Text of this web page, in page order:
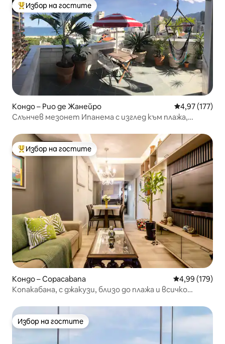
Най-популярен избор на гостите
Избор на гостите
Кондо – Рио де Жанейро Средна
4,97 (177)
Слънчев мезонет Ипанема с изглед към плажа,
Най-популярен избор на гостите
Избор на гостите
Кондо – Copacabana Средна
4,99 (179)
Копакабана, с джакузи, близо до плажа и всичко
Избор на гостите
Избор на гостите